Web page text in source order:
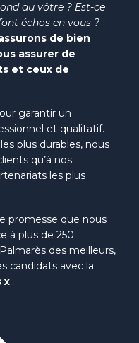
au vôtre ? Est-ce
échos en vous ?
de bien
assurer de
et ceux de
garantir un
et qualitatif.
plus durables, nous
qu’à nos
les plus
promesse que nous
à plus de 250
des meilleurs,
candidats avec la
x